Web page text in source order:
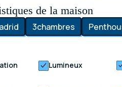
de la maison
3chambres
Lumineux